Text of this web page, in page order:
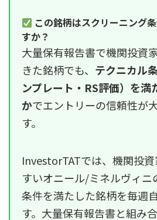
この銘柄はスクリーニング
すか？
大量保有報告書で機関投資
きた銘柄でも、 テクニカル
ンプレート・RS評価）を満
かでエントリーの信頼性が
す。
InvestorTATでは、機関投
すいオニール/ミネルヴィニ
条件を満たした銘柄を毎週
す。大量保有報告書と組み